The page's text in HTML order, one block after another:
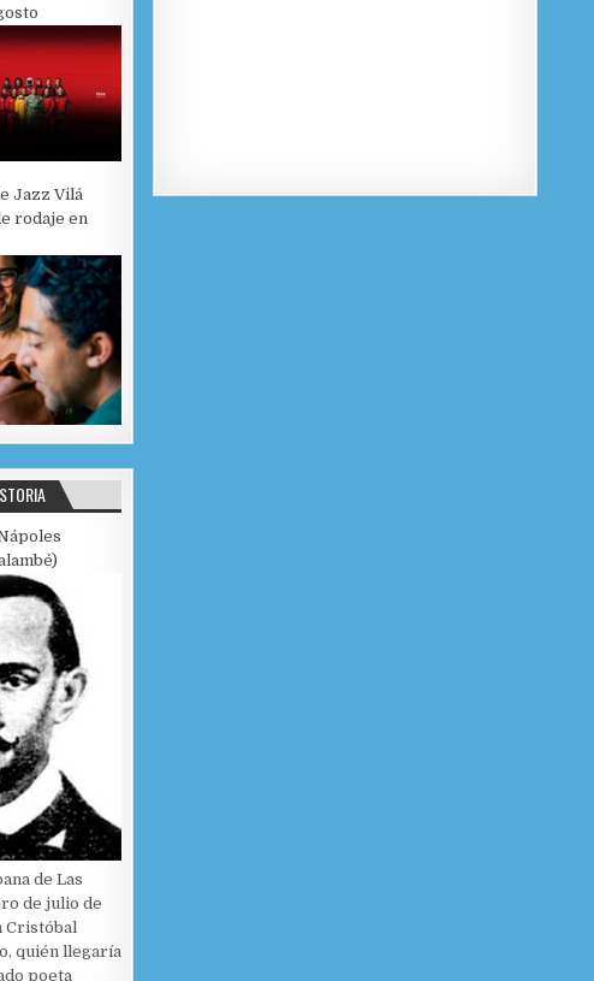
Jazz Vilá
rodaje en
de Las
de julio de
Cristóbal
quién llegaría
poeta